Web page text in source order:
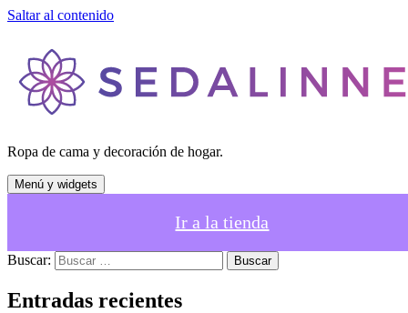
Saltar al contenido
Ropa de cama y decoración de hogar.
Menú y widgets
Ir a la tienda
Buscar:
Entradas recientes